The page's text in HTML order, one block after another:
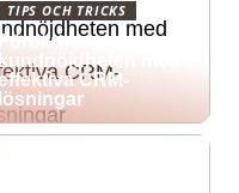
TIPS OCH TRICKS
med
CRM-
lösningar